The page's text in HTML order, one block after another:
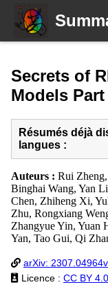
Secrets of
Models Part
Résumés déjà
langues :
Auteurs : Rui
Binghai Wang, Yan
Chen, Zhiheng Xi,
Zhu, Rongxiang
Zhangyue Yin, Yuan
Yan, Tao Gui, Qi
arXiv:
Licence : CC BY 4.0